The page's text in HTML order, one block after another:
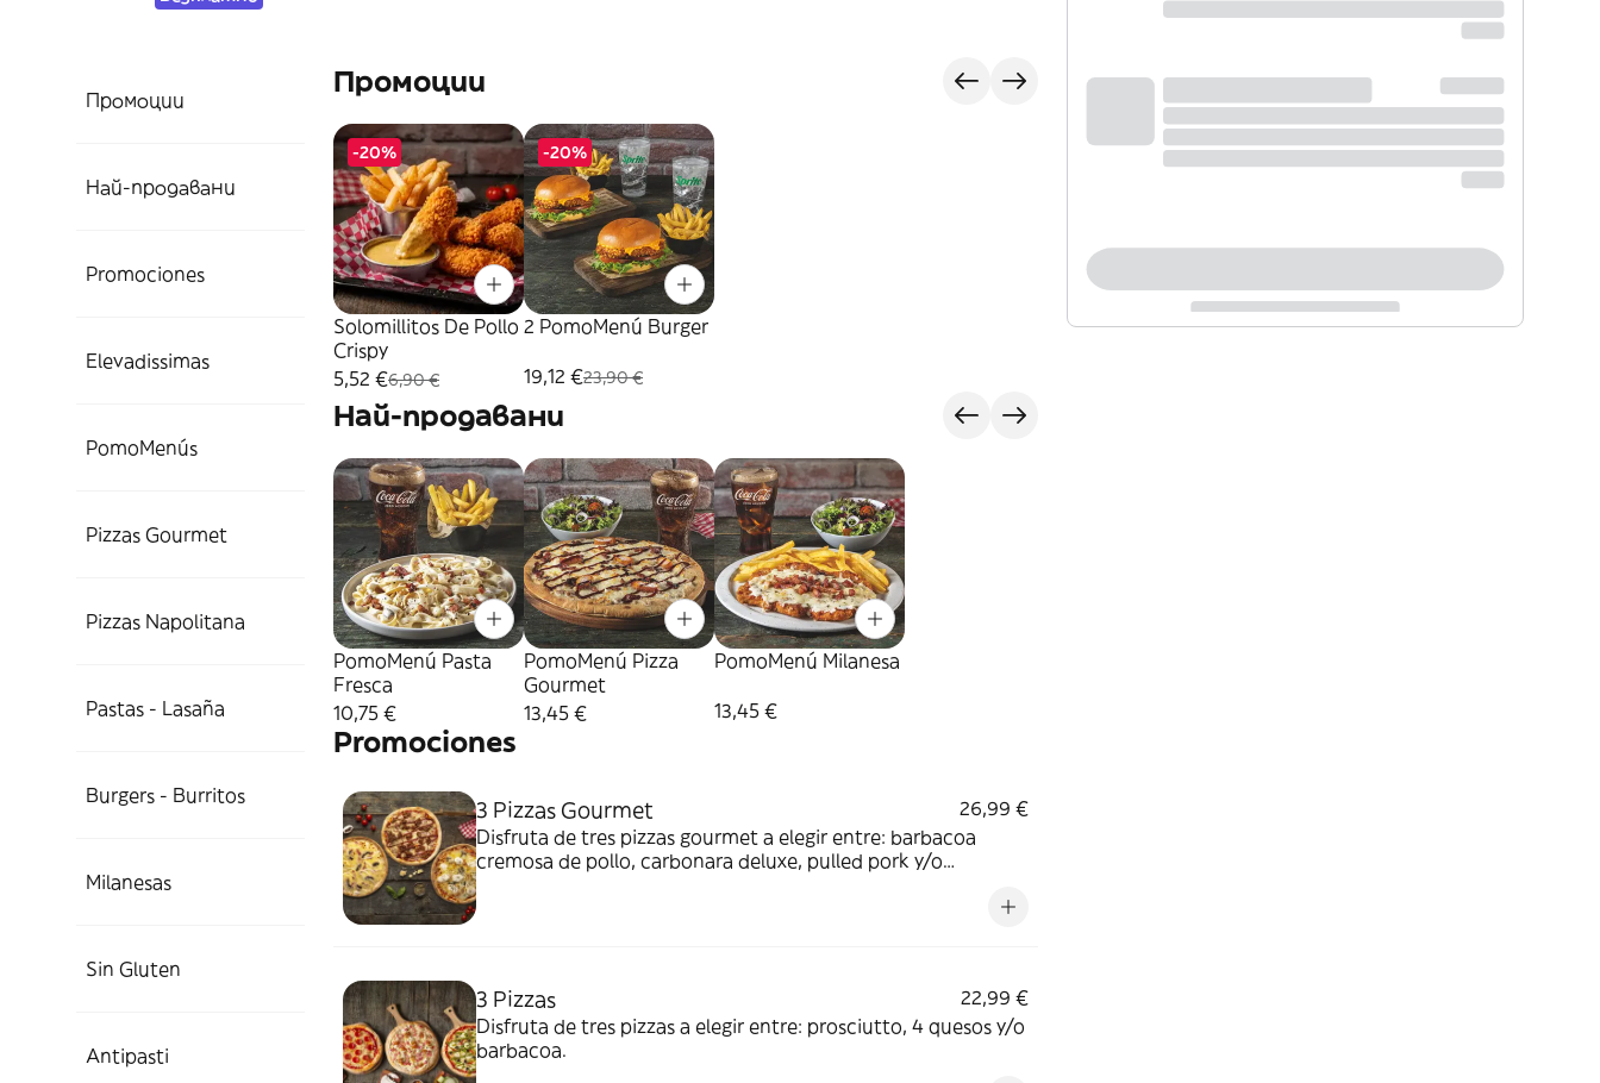
Промоции
Най-продавани
Promociones
Elevadissimas
PomoMenús
Pizzas Gourmet
Pizzas Napolitana
Pastas - Lasaña
Burgers - Burritos
Milanesas
Sin Gluten
Antipasti
Промоции
-20%
Solomillitos De Pollo
Crispy
5,52 €6,90 €
-20%
2 PomoMenú Burger
19,12 €23,90 €
Най-продавани
PomoMenú Pasta
Fresca
10,75 €
PomoMenú Pizza
Gourmet
13,45 €
PomoMenú Milanesa
13,45 €
Promociones
3 Pizzas Gourmet
26,99 €
Disfruta de tres pizzas gourmet a elegir entre: barbacoa
cremosa de pollo, carbonara deluxe, pulled pork y/o
3 Pizzas
22,99 €
Disfruta de tres pizzas a elegir entre: prosciutto, 4 quesos y/o
barbacoa.